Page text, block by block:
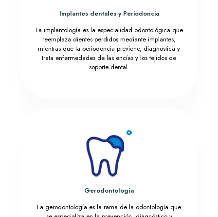
Implantes dentales y Periodoncia
La implantología es la especialidad odontológica que
reemplaza dientes perdidos mediante implantes,
mientras que la periodoncia previene, diagnostica y
trata enfermedades de las encías y los tejidos de
soporte dental.
Gerodontología
La gerodontología es la rama de la odontología que